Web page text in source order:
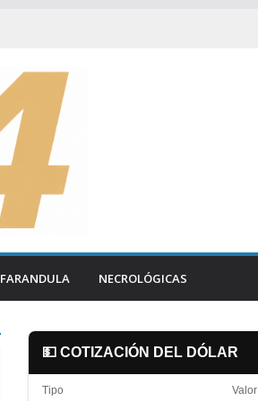
FARANDULA NECROLÓGICAS
💵 COTIZACIÓN DEL DÓLAR
Tipo Valor